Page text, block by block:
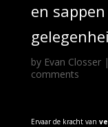
en
by Evan Closser|
comments
Ervaar de kracht van